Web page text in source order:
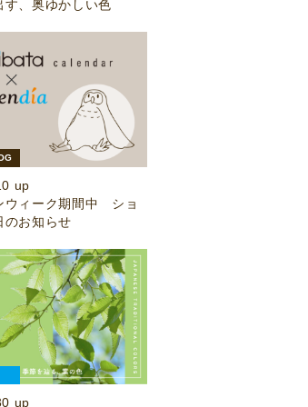
す、奥ゆかしい色
up
ウィーク期間中 ショ
のお知らせ
up